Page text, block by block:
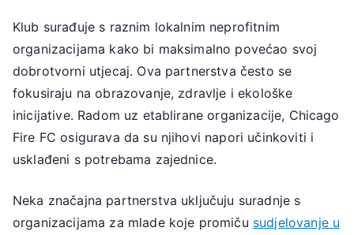
Klub surađuje s raznim lokalnim neprofitnim
organizacijama kako bi maksimalno povećao svoj
dobrotvorni utjecaj. Ova partnerstva često se
fokusiraju na obrazovanje, zdravlje i ekološke
inicijative. Radom uz etablirane organizacije, Chicago
Fire FC osigurava da su njihovi napori učinkoviti i
usklađeni s potrebama zajednice.
Neka značajna partnerstva uključuju suradnje s
organizacijama za mlade koje promiču sudjelovanje u